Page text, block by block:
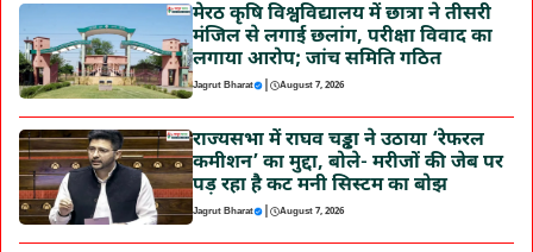
मेरठ कृषि विश्वविद्यालय में छात्रा ने तीसरी
मंजिल से लगाई छलांग, परीक्षा विवाद का
लगाया आरोप; जांच समिति गठित
Jagrut Bharat | August 7, 2026
राज्यसभा में राघव चड्ढा ने उठाया ‘रेफरल
कमीशन’ का मुद्दा, बोले- मरीजों की जेब पर
पड़ रहा है कट मनी सिस्टम का बोझ
Jagrut Bharat | August 7, 2026